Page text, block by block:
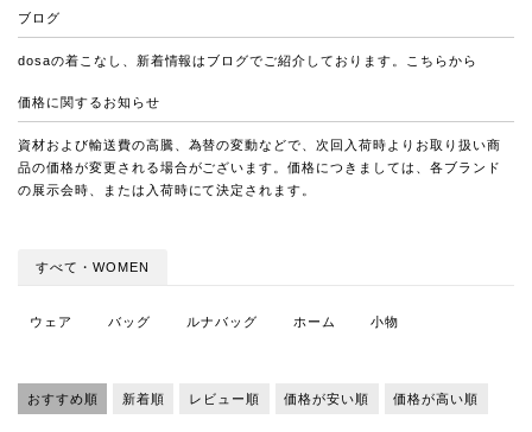
ブログ
dosaの着こなし、新着情報はブログでご紹介しております。 こちらから
価格に関するお知らせ
資材および輸送費の高騰、為替の変動などで、次回入荷時よりお取り扱い商
品の価格が変更される場合がございます。価格につきましては、各ブランド
の展示会時、または入荷時にて決定されます。
すべて・WOMEN
ウェア バッグ ルナバッグ ホーム 小物
おすすめ順 新着順 レビュー順 価格が安い順 価格が高い順